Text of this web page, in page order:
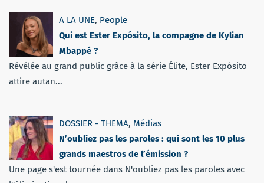
A LA UNE, People
Qui est Ester Expósito, la compagne de Kylian
Mbappé ?
Révélée au grand public grâce à la série Élite, Ester Expósito
attire autan...
DOSSIER - THEMA, Médias
N’oubliez pas les paroles : qui sont les 10 plus
grands maestros de l’émission ?
Une page s'est tournée dans N'oubliez pas les paroles avec